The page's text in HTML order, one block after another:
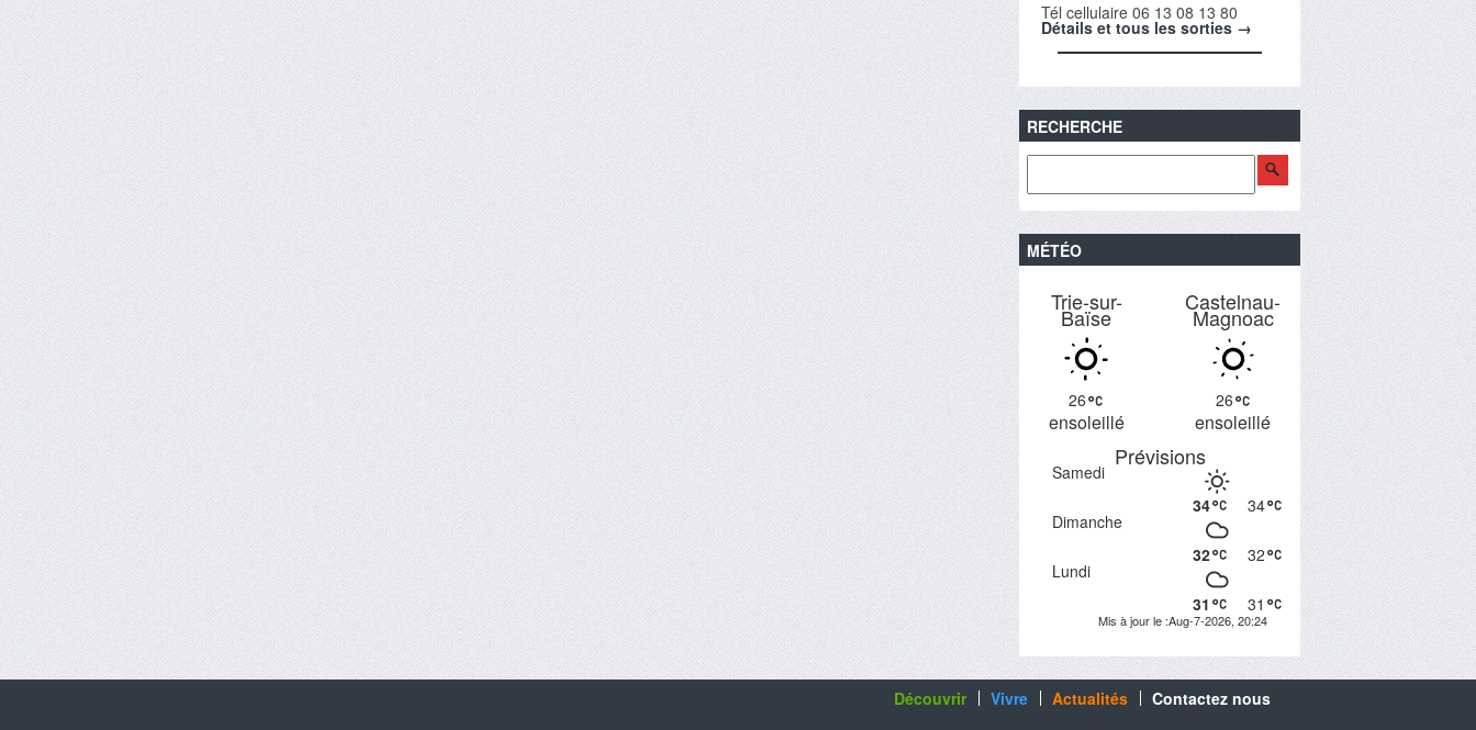
Tél cellulaire 06 13 08 13 80
Détails et tous les sorties →
RECHERCHE
MÉTÉO
Trie-sur-
Baïse
26
ensoleillé
Castelnau-
Magnoac
26
ensoleillé
Prévisions
Samedi
34
34
Dimanche
32
32
Lundi
31
31
Mis à jour le :Aug-7-2026, 20:24
Découvrir Vivre Actualités Contactez nous